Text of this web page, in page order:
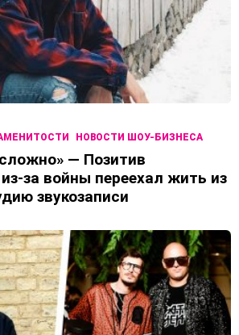
НОВОСТИ ШОУ-БИЗНЕСА
— Позитив
за войны переехал жить из
звукозаписи